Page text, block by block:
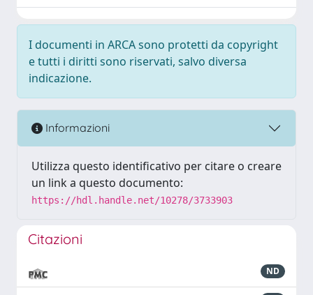
I documenti in ARCA sono protetti da copyright
e tutti i diritti sono riservati, salvo diversa
indicazione.
Informazioni
Utilizza questo identificativo per citare o creare
un link a questo documento:
https://hdl.handle.net/10278/3733903
Citazioni
ND